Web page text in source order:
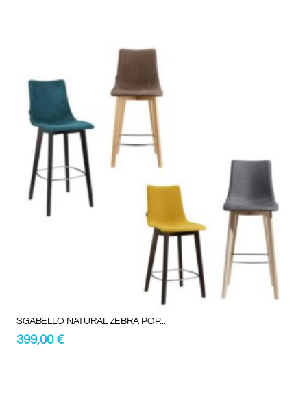
SGABELLO NATURAL ZEBRA POP...
399,00 €